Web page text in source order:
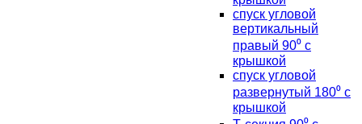
спуск угловой
вертикальный
правый 90⁰ с
крышкой
спуск угловой
развернутый 180⁰ с
крышкой